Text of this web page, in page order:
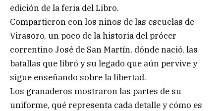
edición de la feria del Libro.
Compartieron con los niños de las escuelas de
Virasoro, un poco de la historia del prócer
correntino José de San Martín, dónde nació, las
batallas que libró y su legado que aún pervive y
sigue enseñando sobre la libertad.
Los granaderos mostraron las partes de su
uniforme, qué representa cada detalle y cómo es